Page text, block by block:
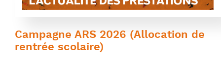
Campagne ARS 2026 (Allocation de
rentrée scolaire)